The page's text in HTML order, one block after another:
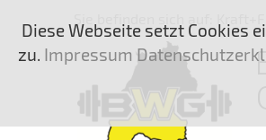
Diese Webseite setzt Cookies
zu. Impressum